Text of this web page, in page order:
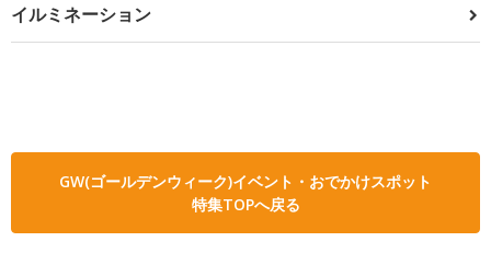
イルミネーション
GW(ゴールデンウィーク)イベント・おでかけスポット
特集TOPへ戻る